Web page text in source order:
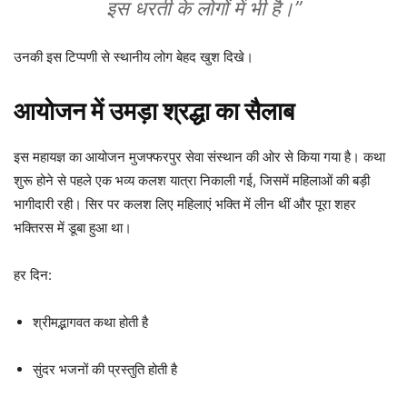
इस धरती के लोगों में भी है।”
उनकी इस टिप्पणी से स्थानीय लोग बेहद खुश दिखे।
आयोजन में उमड़ा श्रद्धा का सैलाब
इस महायज्ञ का आयोजन मुजफ्फरपुर सेवा संस्थान की ओर से किया गया है। कथा
शुरू होने से पहले एक भव्य कलश यात्रा निकाली गई, जिसमें महिलाओं की बड़ी
भागीदारी रही। सिर पर कलश लिए महिलाएं भक्ति में लीन थीं और पूरा शहर
भक्तिरस में डूबा हुआ था।
हर दिन:
श्रीमद्भागवत कथा होती है
सुंदर भजनों की प्रस्तुति होती है